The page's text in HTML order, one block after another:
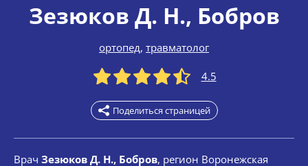
Зезюков Д. Н., Бобров
ортопед, травматолог
4.5
Поделиться страницей
Врач Зезюков Д. Н., Бобров, регион Воронежская